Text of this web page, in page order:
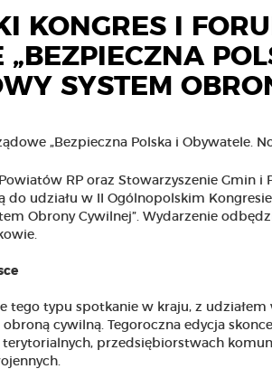
KONGRES I
SYSTEM
RP oraz Stowarzyszenie Gmin i
do udziału w II Ogólnopolskim
Obrony Cywilnej”. Wydarzenie
tego typu spotkanie w kraju, z
cywilną. Tegoroczna edycja
przedsiębiorstwach